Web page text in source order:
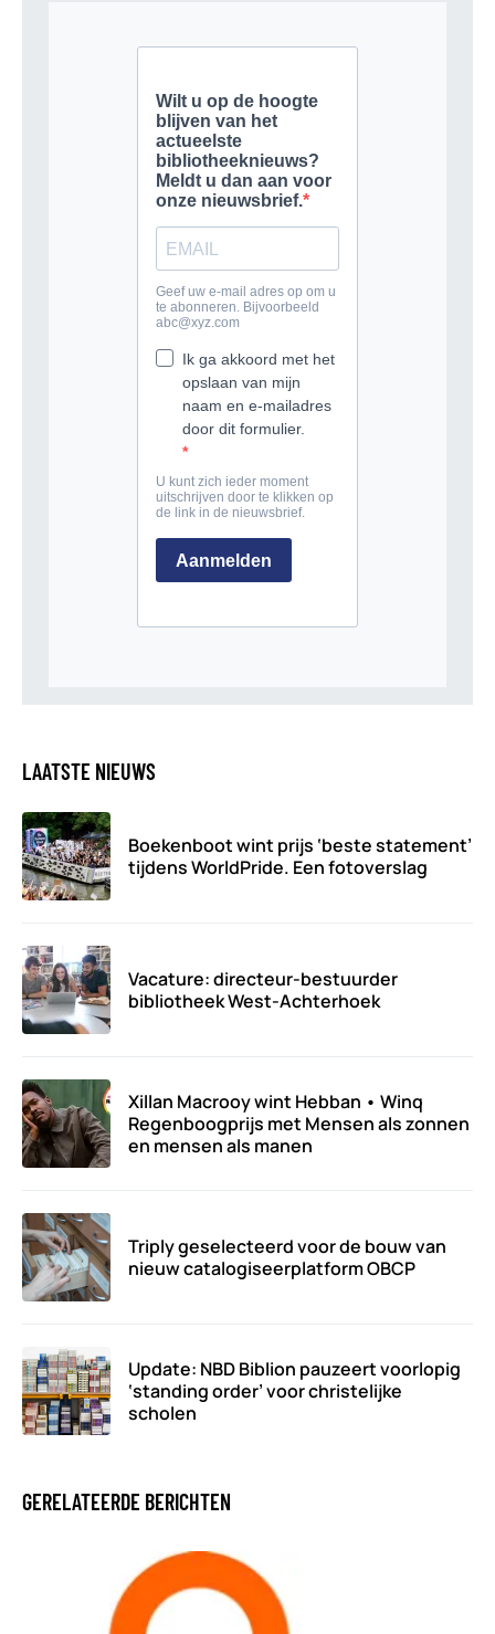
LAATSTE NIEUWS
Boekenboot wint prijs ‘beste statement’
tijdens WorldPride. Een fotoverslag
Vacature: directeur-bestuurder
bibliotheek West-Achterhoek
Xillan Macrooy wint Hebban • Winq
Regenboogprijs met Mensen als zonnen
en mensen als manen
Triply geselecteerd voor de bouw van
nieuw catalogiseerplatform OBCP
Update: NBD Biblion pauzeert voorlopig
‘standing order’ voor christelijke
scholen
GERELATEERDE BERICHTEN